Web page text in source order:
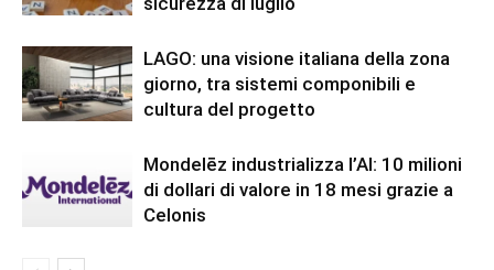
LAGO: una visione italiana della zona
giorno, tra sistemi componibili e
cultura del progetto
Mondelēz industrializza l’AI: 10 milioni
di dollari di valore in 18 mesi grazie a
Celonis